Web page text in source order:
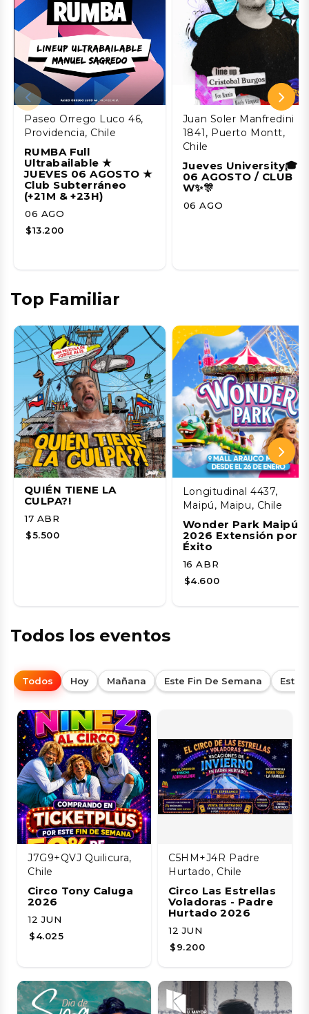
Paseo Orrego Luco 46,
Providencia, Chile
RUMBA Full
Ultrabailable ★
JUEVES 06 AGOSTO ★
Club Subterráneo
(+21M & +23H)
06 AGO
$13.200
Juan Soler Manfredini
1841, Puerto Montt,
Chile
Jueves University🎓
06 AGOSTO / CLUB
W✨🎊
06 AGO
Top Familiar
QUIÉN TIENE LA
CULPA?!
17 ABR
$5.500
Longitudinal 4437,
Maipú, Maipu, Chile
Wonder Park Maipú
2026 Extensión por
Éxito
16 ABR
$4.600
Todos los eventos
Todos Hoy Mañana Este Fin De Semana Esta
J7G9+QVJ Quilicura,
Chile
Circo Tony Caluga
2026
12 JUN
$4.025
C5HM+J4R Padre
Hurtado, Chile
Circo Las Estrellas
Voladoras - Padre
Hurtado 2026
12 JUN
$9.200